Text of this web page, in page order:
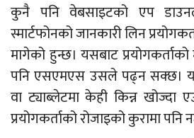
कुनै पनि वेबसाइटको एप
स्मार्टफोनको जानकारी लिन
मागेको हुन्छ। यसबाट
पनि एसएमएस उसले पढ्न सक्छ।
वा ट्याब्लेटमा केही किन्न खोज्दा
प्रयोगकर्ताको रोजाइको कुरामा